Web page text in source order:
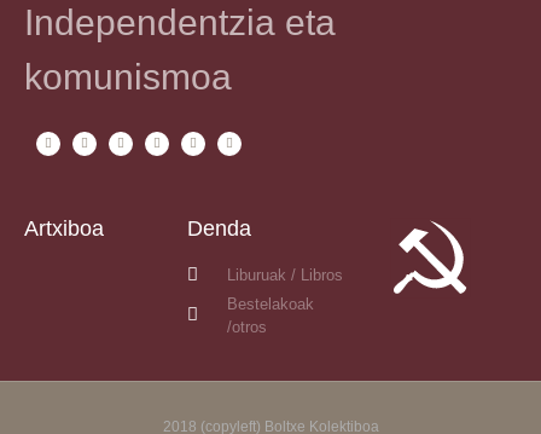
Independentzia eta
komunismoa
Artxiboa Denda
Liburuak / Libros
Bestelakoak
/otros
2018 (copyleft) Boltxe Kolektiboa